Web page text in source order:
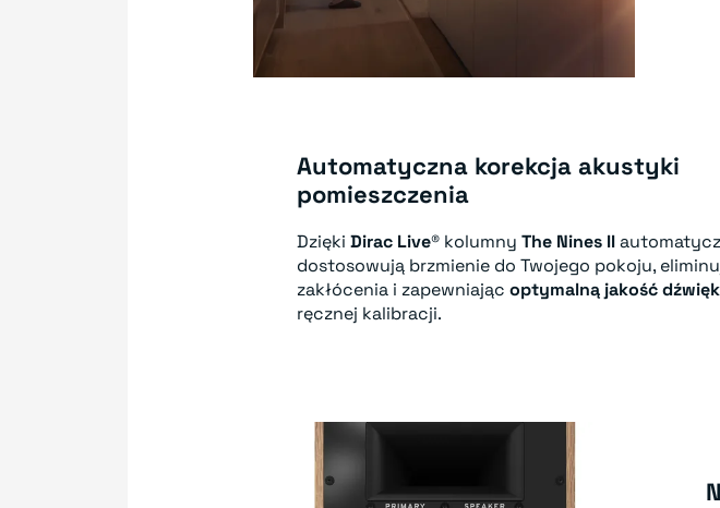
Automatyczna korekcja akustyki
pomieszczenia
Dzięki Dirac Live® kolumny The Nines II
dostosowują brzmienie do Twojego pokoju,
zakłócenia i zapewniając optymalną jakość
ręcznej kalibracji.